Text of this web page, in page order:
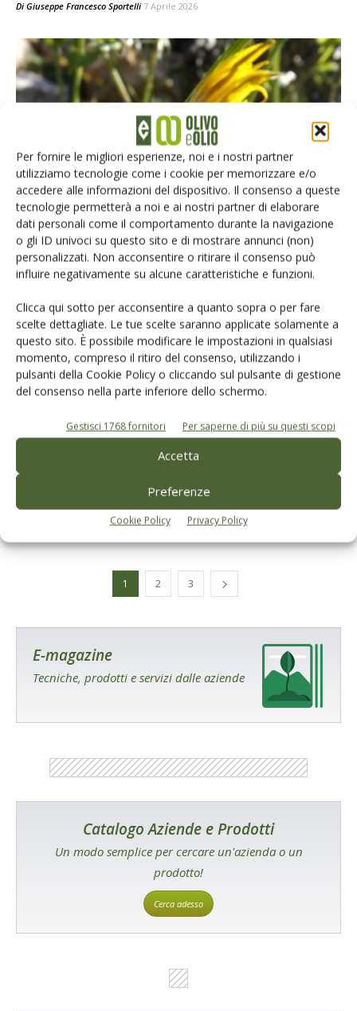
Per fornire le migliori esperienze, noi e i nostri partner
utilizziamo tecnologie come i cookie per memorizzare e/o
accedere alle informazioni del dispositivo. Il consenso a queste
tecnologie permetterà a noi e ai nostri partner di elaborare
dati personali come il comportamento durante la navigazione
o gli ID univoci su questo sito e di mostrare annunci (non)
personalizzati. Non acconsentire o ritirare il consenso può
influire negativamente su alcune caratteristiche e funzioni.
Clicca qui sotto per acconsentire a quanto sopra o per fare
scelte dettagliate. Le tue scelte saranno applicate solamente a
questo sito. È possibile modificare le impostazioni in qualsiasi
momento, compreso il ritiro del consenso, utilizzando i
pulsanti della Cookie Policy o cliccando sul pulsante di gestione
del consenso nella parte inferiore dello schermo.
Gestisci 1768 fornitori Per saperne di più su questi scopi
Accetta
Preferenze
Cookie Policy Privacy Policy
Di Giuseppe Francesco Sportelli 7 Aprile 2026
ATTUALITÀ
Xylella, in Puglia prescritte le misure
obbligatorie della lotta al vettore
DiGiuseppe Francesco Sportelli 13 Marzo 2026
Xylella, con Landa la Regione Puglia
rafforza il comitato tecnico-scientifico
DiGiuseppe Francesco Sportelli 25 Febbraio 2026
1 2 3
E-magazine
Tecniche, prodotti e servizi dalle aziende
Catalogo Aziende e Prodotti
Un modo semplice per cercare un'azienda o un
prodotto!
Cerca adesso